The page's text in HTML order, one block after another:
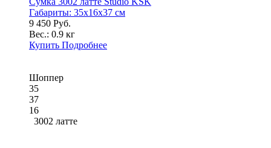
Габариты: 35x16x37 см
9 450 Руб.
Вес.: 0.9 кг
Купить Подробнее
Шоппер
35
37
16
3002 латте